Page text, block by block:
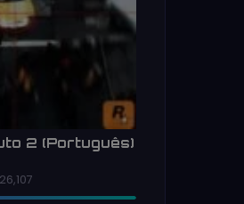
2 (Português)
26,107